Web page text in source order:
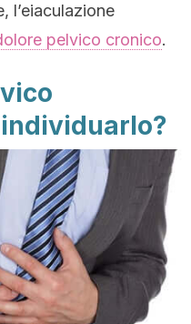
l’eiaculazione
pelvico cronico.